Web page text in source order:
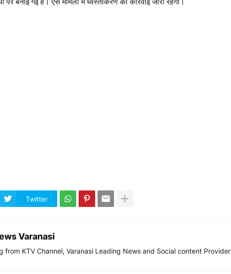
बनाई गई हैं। ऐसे मामलों में ध्वस्तीकरण की कार्रवाई जारी रहेगी।
Twitter
Varanasi
from KTV Channel, Varanasi Leading News and Social content Provider